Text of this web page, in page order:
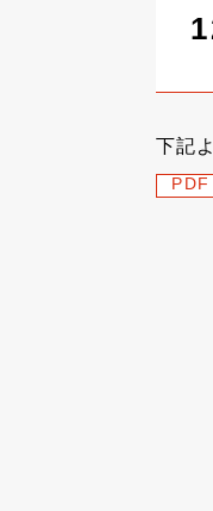
下記
PDF